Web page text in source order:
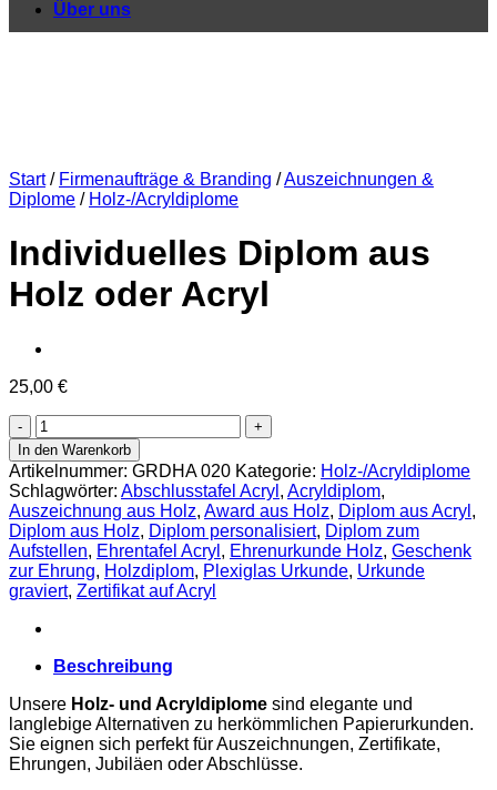
Über uns
Start / Firmenaufträge & Branding /Auszeichnungen &
Diplome / Holz-/Acryldiplome
Individuelles Diplom aus
Holz oder Acryl
25,00 €
Individuelles
Diplom
aus
Holz
oder
Acryl
Menge
In den Warenkorb
Artikelnummer: GRDHA 020 Kategorie: Holz-/Acryldiplome
Schlagwörter: Abschlusstafel Acryl , Acryldiplom,
Auszeichnung aus Holz, Award aus Holz, Diplom aus Acryl ,
Diplom aus Holz, Diplom personalisiert, Diplom zum
Aufstellen, Ehrentafel Acryl , Ehrenurkunde Holz, Geschenk
zur Ehrung, Holzdiplom, Plexiglas Urkunde, Urkunde
graviert, Zertifikat auf Acryl
Beschreibung
Unsere Holz- und Acryldiplome sind elegante und
langlebige Alternativen zu herkömmlichen Papierurkunden.
Sie eignen sich perfekt für Auszeichnungen, Zertifikate,
Ehrungen, Jubiläen oder Abschlüsse.